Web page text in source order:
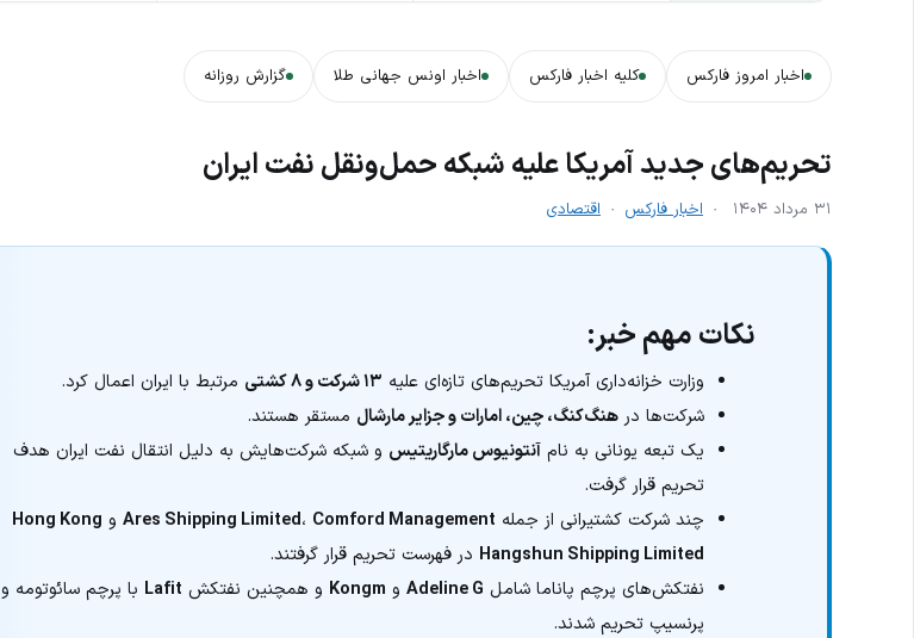
اخبار امروز فارکس کلیه اخبار فارکس اخبار اونس جهانی طلا گزارش روزانه
تحریم‌های جدید آمریکا علیه شبکه حمل‌ونقل نفت ایران
۳۱ مرداد ۱۴۰۴ اخبار فارکس اقتصادی
نکات مهم خبر:
وزارت خزانه‌داری آمریکا تحریم‌های تازه‌ای علیه ۱۳ شرکت و ۸ کشتی
مرتبط با ایران اعمال کرد.
شرکت‌ها درهنگ‌کنگ، چین، امارات و جزایر مارشال مستقر هستند.
یک تبعه یونانی به نامآنتونیوس مارگاریتیس و شبکه شرکت‌هایش به دلیل انتقال نفت ایران هدف
تحریم قرار گرفت.
چند شرکت کشتیرانی از جمله
Ares Shipping Limited، Comford Management و Hong Kong
Hangshun Shipping Limited در فهرست تحریم قرار گرفتند.
نفتکش‌های پرچم پاناما شامل Adeline G و Kongm و همچنین نفتکش Lafit با پرچم سائوتومه و
پرنسیپ تحریم شدند.